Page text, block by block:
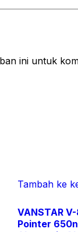
ini untuk
Tambah ke
VANSTAR
Pointer